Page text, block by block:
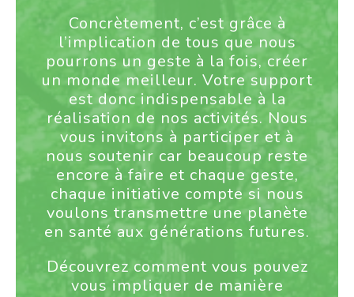
Concrètement, c’est grâce à
l’implication de tous que nous
pourrons un geste à la fois, créer
un monde meilleur. Votre support
est donc indispensable à la
réalisation de nos activités. Nous
vous invitons à participer et à
nous soutenir car beaucoup reste
encore à faire et chaque geste,
chaque initiative compte si nous
voulons transmettre une planète
en santé aux générations futures.
Découvrez comment vous pouvez
vous impliquer de manière